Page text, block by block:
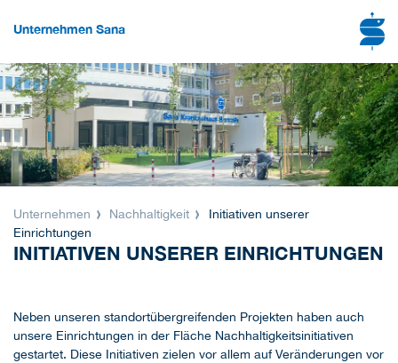
Unternehmen Sana
Unternehmen Nachhaltigkeit
Initiativen unserer
Einrichtungen
INITIATIVEN UNSERER EINRICHTUNGEN
Neben unseren standortübergreifenden Projekten haben auch
unsere Einrichtungen in der Fläche Nachhaltigkeitsinitiativen
gestartet. Diese Initiativen zielen vor allem auf Veränderungen vor